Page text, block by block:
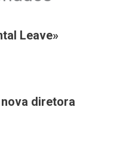
Leave»
diretora